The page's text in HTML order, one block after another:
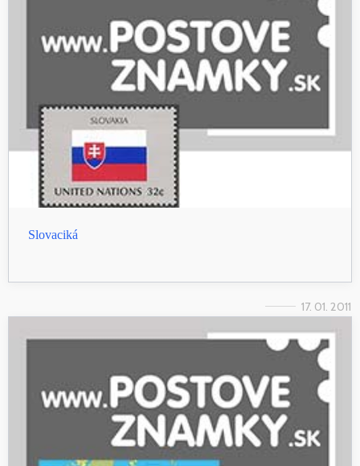
Slovaciká
17. 01. 2011